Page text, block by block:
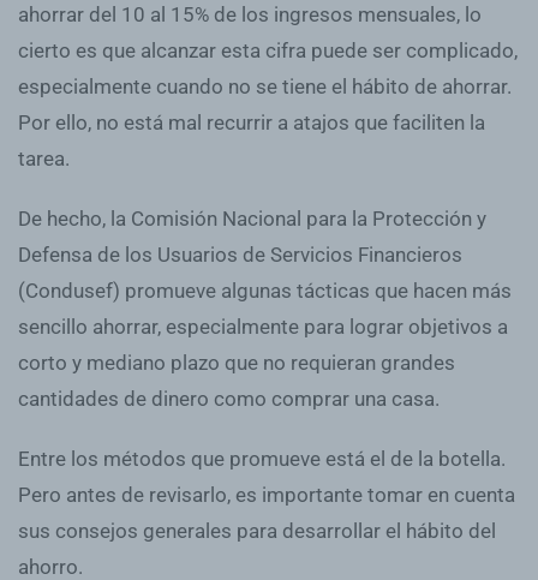
ahorrar del 10 al 15% de los ingresos mensuales, lo
cierto es que alcanzar esta cifra puede ser complicado,
especialmente cuando no se tiene el hábito de ahorrar.
Por ello, no está mal recurrir a atajos que faciliten la
tarea.
De hecho, la Comisión Nacional para la Protección y
Defensa de los Usuarios de Servicios Financieros
(Condusef) promueve algunas tácticas que hacen más
sencillo ahorrar, especialmente para lograr objetivos a
corto y mediano plazo que no requieran grandes
cantidades de dinero como comprar una casa.
Entre los métodos que promueve está el de la botella.
Pero antes de revisarlo, es importante tomar en cuenta
sus consejos generales para desarrollar el hábito del
ahorro.